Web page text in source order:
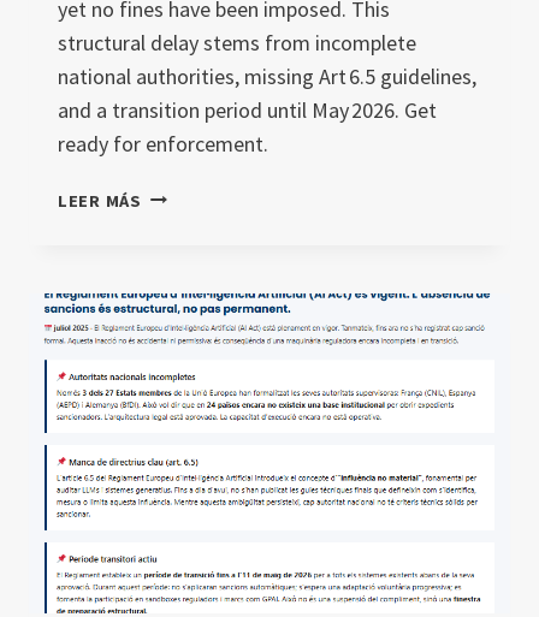
yet no fines have been imposed. This
structural delay stems from incomplete
national authorities, missing Art 6.5 guidelines,
and a transition period until May 2026. Get
ready for enforcement.
LEER MÁS THE
IN
FORCE.
ABSENCE
OF
IS
STRUCTURAL,
PERMANENT.